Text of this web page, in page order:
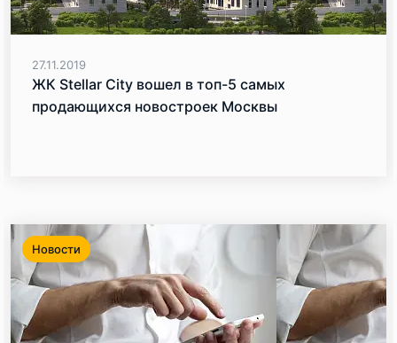
27.11.2019
ЖК Stellar City вошел в топ-5 самых
продающихся новостроек Москвы
Новости